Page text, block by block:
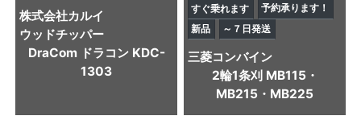
株式会社カルイ
ウッドチッパー
DraCom ドラコン KDC-
1303
すぐ乗れます
予約承ります！
新品
～７日発送
三菱コンバイン
2輪1条刈 MB115・
MB215・MB225